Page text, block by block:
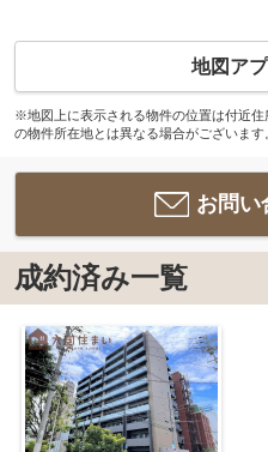
地図ア
※地図上に表示される物件の位置は付近
の物件所在地とは異なる場合がございます
お問い
成約済み一覧